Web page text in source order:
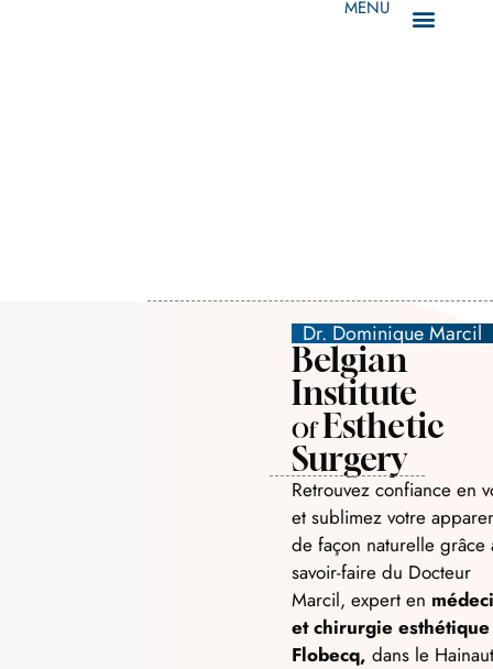
MENU
Dr. Dominique Marcil
Belgian
Institute
OfEsthetic
Surgery
Retrouvez confiance en
et sublimez votre
de façon naturelle grâce
savoir-faire du Docteur
Marcil, expert en
et chirurgie esthétique
Flobecq, dans le Hainaut